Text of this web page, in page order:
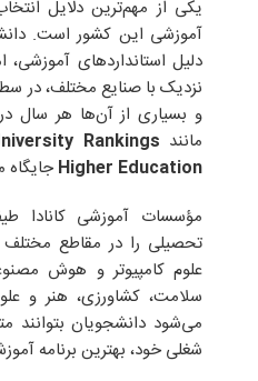
یکی از مهم‌ترین دلایل
آموزشی این کشور است.
دلیل استانداردهای
نزدیک با صنایع مختلف، در
و بسیاری از آن‌ها هر سال
مانند Rankings
Higher Education
مؤسسات آموزشی کانادا
تحصیلی را در مقاطع مختلف
علوم کامپیوتر و هوش
سلامت، کشاورزی، هنر و
می‌شود دانشجویان بتوانند
شغلی خود، بهترین برنامه